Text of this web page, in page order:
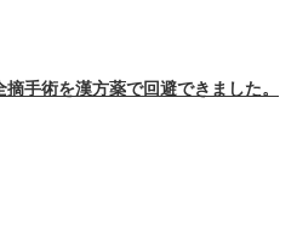
手術を漢方薬で回避できました。